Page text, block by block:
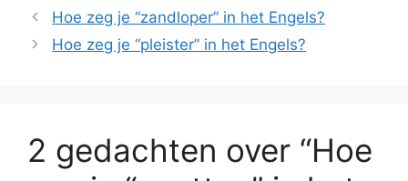
Hoe zeg je “zandloper” in het Engels?
Hoe zeg je “pleister” in het Engels?
2 gedachten over “Hoe